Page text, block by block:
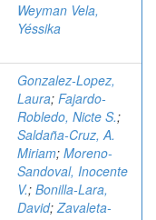
Weyman Vela,
Yéssika
Gonzalez-Lopez,
Laura; Fajardo-
Robledo, Nicte S.;
Saldaña-Cruz, A.
Miriam; Moreno-
Sandoval, Inocente
V.; Bonilla-Lara,
David;Zavaleta-